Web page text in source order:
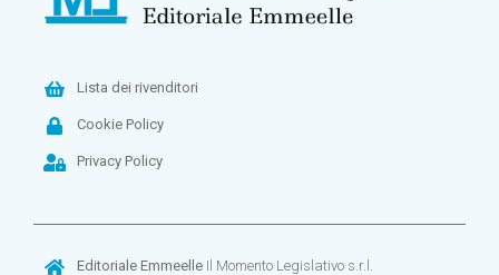
Lista dei rivenditori
Cookie Policy
Privacy Policy
Editoriale EmmeelleIl Momento Legislativo s.r.l.